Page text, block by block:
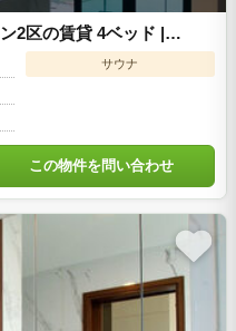
2区の賃貸 4ベッド |
サウナ
この物件を問い合わせ